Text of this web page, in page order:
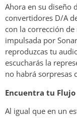
Ahora en su diseño
convertidores D/A
con la corrección
impulsada por
reproduzcas tu
escucharás la
no habrá sorpresas
Encuentra tu Flujo
Al igual que en un